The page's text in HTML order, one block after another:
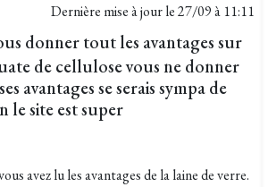
Dernière mise à jour le27/09 à 11:11
donner tout les avantages sur
de cellulose vous ne donner
avantages se serais sympa de
le site est super
avez lu les avantages de la laine de verre.